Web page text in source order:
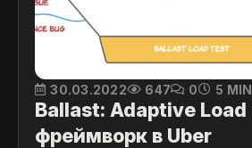
30.03.2022 647 0 5 MIN
Ballast: Adaptive Load
фреймворк в Uber